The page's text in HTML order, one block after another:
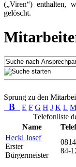
(„Viren“) enthalten,
gelöscht.
Sprung zu den
B E F G H J K L M
Telefonliste
Name
Heckl Josef
Erster
Bürgermeister
84-